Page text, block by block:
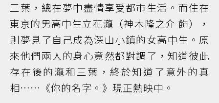
三葉，總在夢中盡情享受都市生活。而住在
東京的男高中生立花瀧（神木隆之介 飾），
則夢見了自己成為深山小鎮的女高中生。原
來他們兩人的身心竟然都對調了，知道彼此
存在後的瀧和三葉，終於知道了意外的真
相……《你的名字。》現正熱映中。